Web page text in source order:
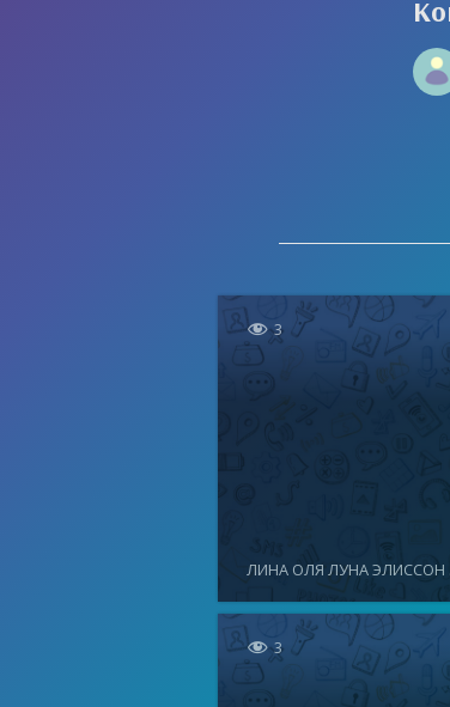
 3
ЛИНА ОЛЯ ЛУНА ЭЛИССОН
 3